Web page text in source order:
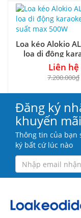
Loa kéo Alokio
loa di động
công suất max
Liên hệ
7.200.000₫
Đăng ký
khuyến mãi
Thông tin của bạn
ký bất cứ lúc nào